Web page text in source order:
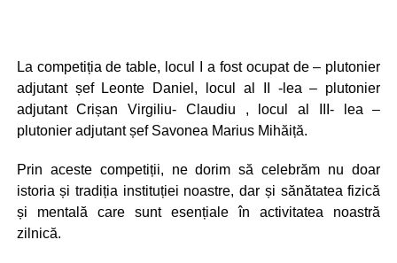
La competiția de table, locul I a fost ocupat de – plutonier
adjutant șef Leonte Daniel, locul al II -lea – plutonier
adjutant Crișan Virgiliu- Claudiu , locul al III- lea –
plutonier adjutant șef Savonea Marius Mihăiță.
Prin aceste competiții, ne dorim să celebrăm nu doar
istoria și tradiția instituției noastre, dar și sănătatea fizică
și mentală care sunt esențiale în activitatea noastră
zilnică.